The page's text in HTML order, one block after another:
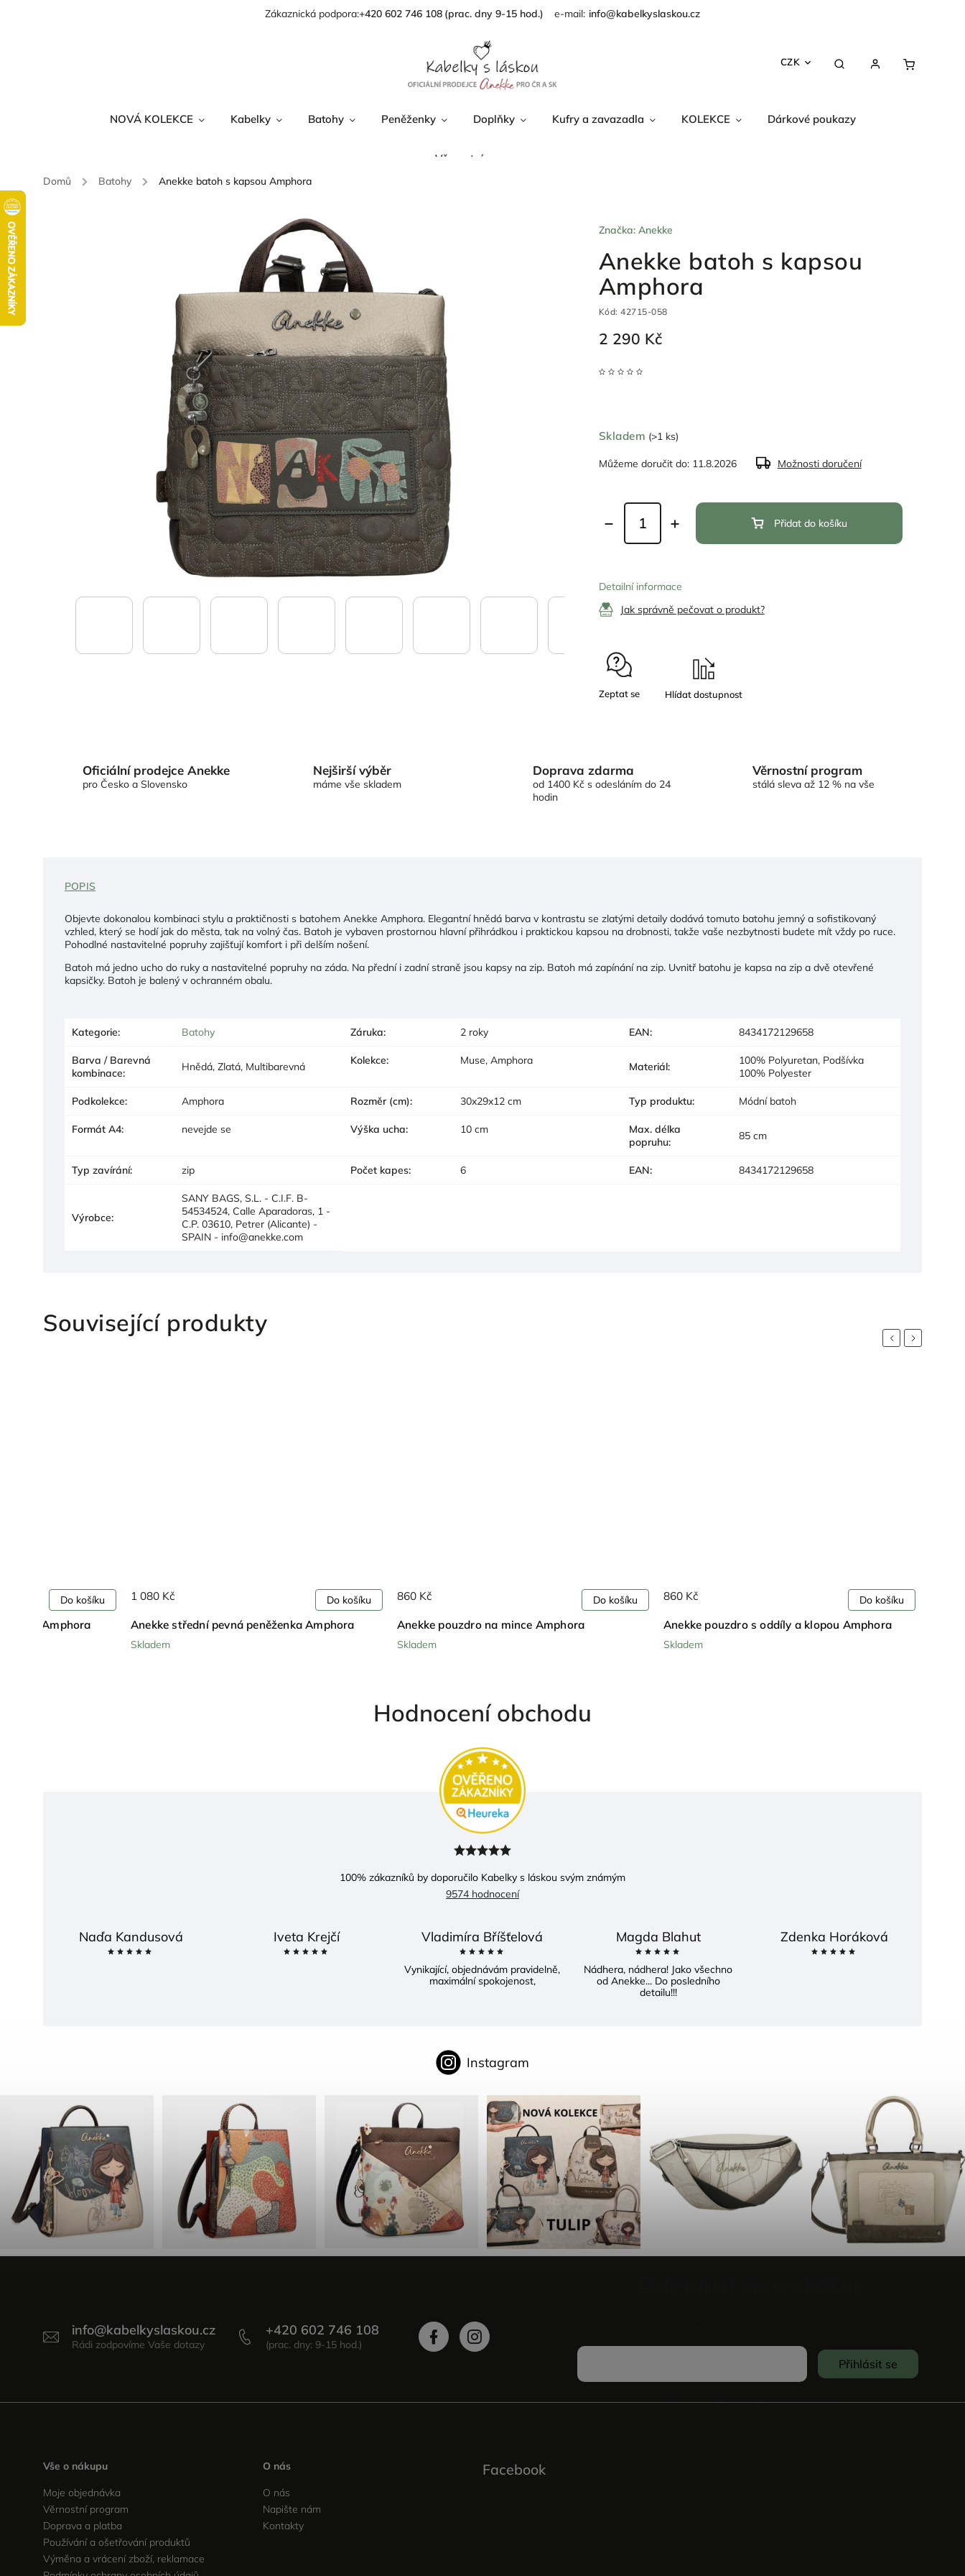
Zákaznická podpora:+420 602 746 108 info@kabelkyslaskou.cz
CZK
NOVÁ KOLEKCE Kabelky Batohy Peněženky Doplňky Kufry a zavazadla KOLEKCE Dárkové poukazy
Věrnostní program
Domů / Batohy / Anekke batoh s kapsou Amphora
Anekke batoh s kapsou
Amphora
Kód: 42715-058
2 290 Kč
Značka: Anekke
Skladem (>1 ks)
Můžeme doručit do: 11.8.2026 Možnosti doručení
Přidat do košíku
Detailní informace
Jak správně pečovat o produkt?
Zeptat se
Oficiální prodejce Anekke
pro Česko a Slovensko
Nejširší výběr
máme vše skladem
Doprava zdarma
od 1400 Kč s odesláním do 24
hodin
Věrnostní program
stálá sleva až 12 % na vše
POPIS
Objevte dokonalou kombinaci stylu a praktičnosti s batohem Anekke Amphora. Elegantní hnědá barva v kontrastu se zlatými detaily dodává tomuto batohu jemný a sofistikovaný
vzhled, který se hodí jak do města, tak na volný čas. Batoh je vybaven prostornou hlavní přihrádkou i praktickou kapsou na drobnosti, takže vaše nezbytnosti budete mít vždy po ruce.
Pohodlné nastavitelné popruhy zajišťují komfort i při delším nošení.
Batoh má jedno ucho do ruky a nastavitelné popruhy na záda. Na přední i zadní straně jsou kapsy na zip. Batoh má zapínání na zip. Uvnitř batohu je kapsa na zip a dvě otevřené
kapsičky. Batoh je balený v ochranném obalu.
Kategorie: Batohy Záruka: 2 roky EAN: 8434172129658
Barva / Barevná
kombinace: Hnědá, Zlatá, Multibarevná Kolekce: Muse, Amphora Materiál:
100% Polyuretan, Podšívka
100% Polyester
Podkolekce: Amphora Rozměr (cm): 30x29x12 cm Typ produktu: Módní batoh
Formát A4: nevejde se Výška ucha: 10 cm
Max. délka
popruhu: 85 cm
Typ zavírání: zip Počet kapes: 6 EAN: 8434172129658
Výrobce:
SANY BAGS, S.L. - C.I.F. B-
54534524, Calle Aparadoras, 1 -
C.P. 03610, Petrer (Alicante) -
SPAIN - info@anekke.com
Související produkty
Previous
Amphora
Do košíku
Anekke střední pevná peněženka Amphora
Skladem
1 080 Kč Do košíku
Anekke pouzdro na mince Amphora
Skladem
860 Kč Do košíku
Anekke pouzdro s oddíly a klopou Amphora
Skladem
860 Kč Do košíku
Next
Hodnocení obchodu
100% zákazníků by doporučilo Kabelky s láskou svým známým
9574 hodnocení
Naďa Kandusová Iveta Krejčí Vladimíra Bříšťelová
Vynikající, objednávám pravidelně,
maximální spokojenost,
Magda Blahut
Nádhera, nádhera! Jako všechno
od Anekke... Do posledního
detailu!!!
Zdenka Horáková
Instagram
info@kabelkyslaskou.cz +420 602 746 108
Přihlásit se
Vše o nákupu
Moje objednávka
Věrnostní program
Doprava a platba
Používání a ošetřování produktů
Výměna a vrácení zboží, reklamace
O nás
O nás
Napište nám
Kontakty
Facebook